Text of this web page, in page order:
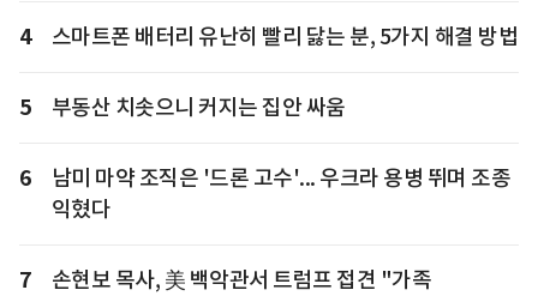
4 스마트폰 배터리 유난히 빨리 닳는 분, 5가지 해결 방법
5 부동산 치솟으니 커지는 집안 싸움
6
남미 마약 조직은 '드론 고수'... 우크라 용병 뛰며 조종
익혔다
7
손현보 목사, 美 백악관서 트럼프 접견 "가족